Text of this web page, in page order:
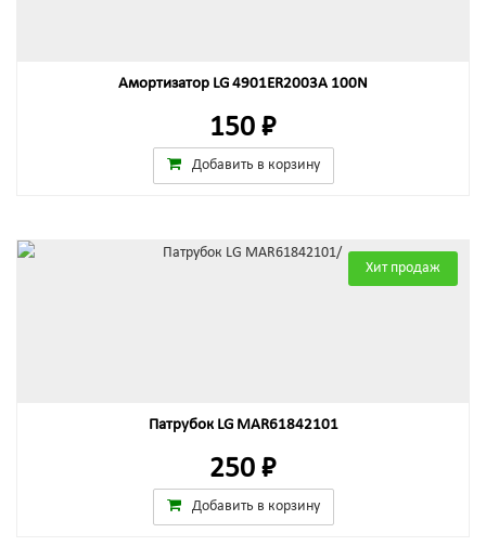
Амортизатор LG 4901ER2003A 100N
150 ₽
Добавить в корзину
Хит продаж
Патрубок LG MAR61842101
250 ₽
Добавить в корзину